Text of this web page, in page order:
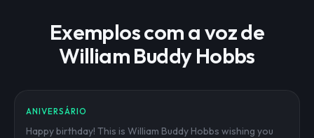
Exemplos com a voz de
William Buddy Hobbs
ANIVERSÁRIO
Happy birthday! This is William Buddy Hobbs wishing you